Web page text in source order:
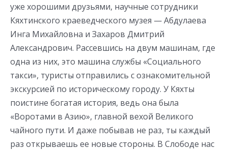
уже хорошими друзьями, научные сотрудники
Кяхтинского краеведческого музея — Абдулаева
Инга Михайловна и Захаров Дмитрий
Александрович. Рассевшись на двум машинам, где
одна из них, это машина службы «Социального
такси», туристы отправились с ознакомительной
экскурсией по историческому городу. У Кяхты
поистине богатая история, ведь она была
«Воротами в Азию», главной вехой Великого
чайного пути. И даже побывав не раз, ты каждый
раз открываешь ее новые стороны. В Слободе нас